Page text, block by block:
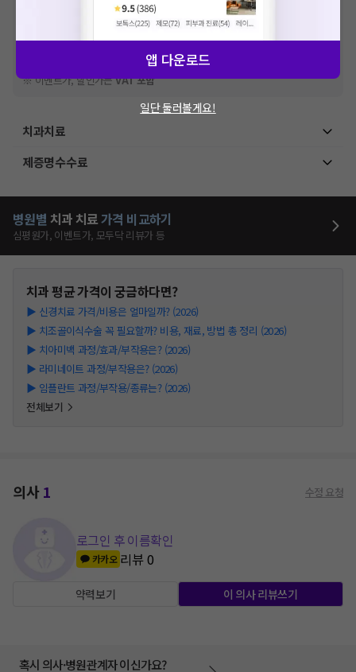
비급여 항목의 경우,추가비용 등으로 실제 가격과 상이할 수 있으니, 정확
한 가격은 해당 의료기관에 직접 문의해주세요.
※급여 항목의 경우,건강보험심사평가원에 고지되어 있는 급여 진료 기준 가
격입니다. (진료와 연관된 복합적인 비용이 추가되어, 병원마다 금액이 다르게
산정될 수 있는 점 참고 바랍니다.)
※ 이벤트가, 할인가는VAT 포함
치과치료
제증명수수료
병원별 치과 치료가격 비교하기
심평원가, 이벤트가, 모두닥 리뷰가 등
치과평균 가격이 궁금하다면?
▶ 신경치료 가격/비용은 얼마일까? (2026)
▶ 치조골이식수술 꼭 필요할까? 비용, 재료, 방법 총 정리 (2026)
▶ 치아미백 과정/효과/부작용은? (2026)
▶ 라미네이트 과정/부작용은? (2026)
▶ 임플란트 과정/부작용/종류는? (2026)
전체보기
의사1 수정 요청
로그인 후 이름확인
카카오 리뷰0
약력보기 이 의사 리뷰쓰기
혹시 의사·병원관계자 이신가요?
앱 다운로드
일단 둘러볼게요!